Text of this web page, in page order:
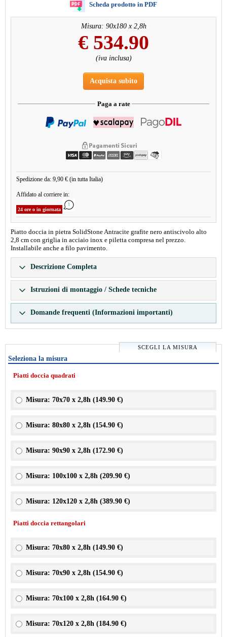
Scheda prodotto in PDF
Misura: 90x180 x 2,8h
€ 534.90
(iva inclusa)
Acquista subito
Paga a rate
Spedizione da: 9,90 € (in tutta Italia)
Affidato al corriere in:
24 ore o in giornata
Piatto doccia in pietra SolidStone Antracite grafite nero antiscivolo alto
2,8 cm con griglia in acciaio inox e piletta compresa nel prezzo.
Installabile anche a filo pavimento.
Descrizione Completa
Istruzioni di montaggio / Schede tecniche
Domande frequenti (Informazioni importanti)
SCEGLI LA MISURA
Seleziona la misura
Piatti doccia quadrati
Misura: 70x70 x 2,8h (149.90 €)
Misura: 80x80 x 2,8h (154.90 €)
Misura: 90x90 x 2,8h (172.90 €)
Misura: 100x100 x 2,8h (209.90 €)
Misura: 120x120 x 2,8h (389.90 €)
Piatti doccia rettangolari
Misura: 70x80 x 2,8h (149.90 €)
Misura: 70x90 x 2,8h (154.90 €)
Misura: 70x100 x 2,8h (164.90 €)
Misura: 70x120 x 2,8h (184.90 €)